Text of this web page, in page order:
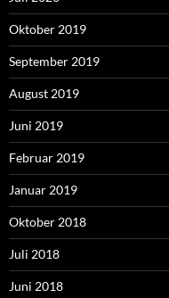
Oktober 2019
September 2019
August 2019
Juni 2019
Februar 2019
Januar 2019
Oktober 2018
Juli 2018
Juni 2018